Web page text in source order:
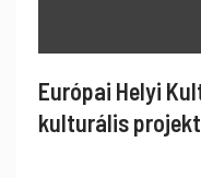
Európai Helyi
kulturális